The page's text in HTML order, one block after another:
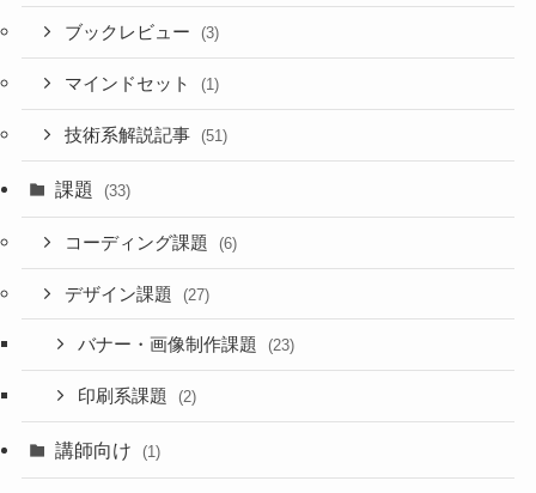
ブックレビュー (3)
マインドセット (1)
技術系解説記事 (51)
課題 (33)
コーディング課題 (6)
デザイン課題 (27)
バナー・画像制作課題 (23)
印刷系課題 (2)
講師向け (1)